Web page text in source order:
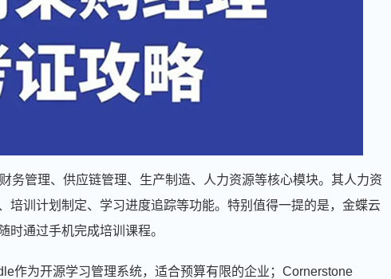
务管理、供应链管理、生产制造、人力资源等核心模块。其人力资
培训计划制定、学习进度追踪等功能。特别值得一提的是，金蝶云
时通过手机完成培训课程。
作为开源学习管理系统，适合预算有限的企业；Cornerstone